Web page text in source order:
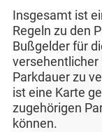
Insgesamt ist
Regeln zu den
Bußgelder für
versehentlicher
Parkdauer zu
ist eine Karte
zugehörigen
können.